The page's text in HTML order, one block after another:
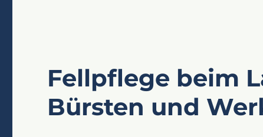
Fellpflege beim
Bürsten und